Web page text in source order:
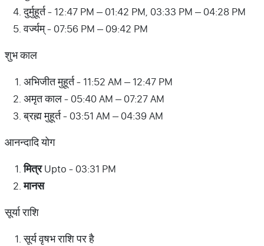
दुर्मुहूर्त - 12:47 PM – 01:42 PM, 03:33 PM – 04:28 PM
वर्ज्यम् - 07:56 PM – 09:42 PM
शुभ काल
अभिजीत मुहूर्त - 11:52 AM – 12:47 PM
अमृत काल - 05:40 AM – 07:27 AM
ब्रह्म मुहूर्त - 03:51 AM – 04:39 AM
आनन्दादि योग
मित्रUpto - 03:31 PM
मानस
सूर्या राशि
सूर्य वृषभ राशि पर है